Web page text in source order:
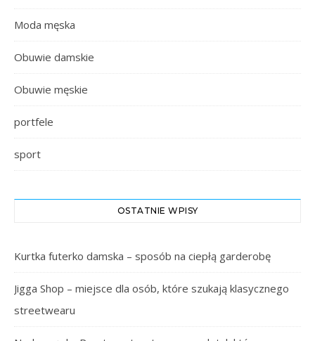
Moda męska
Obuwie damskie
Obuwie męskie
portfele
sport
OSTATNIE WPISY
Kurtka futerko damska – sposób na ciepłą garderobę
Jigga Shop – miejsce dla osób, które szukają klasycznego
streetwearu